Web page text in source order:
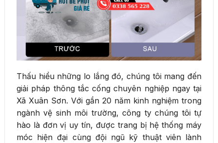
Thấu hiểu những lo lắng đó, chúng tôi mang đến
giải pháp thông tắc cống chuyên nghiệp ngay tại
Xã Xuân Sơn. Với gần 20 năm kinh nghiệm trong
ngành vệ sinh môi trường, công ty chúng tôi tự
hào là đơn vị uy tín, được trang bị hệ thống máy
móc hiện đại cùng đội ngũ kỹ thuật viên lành